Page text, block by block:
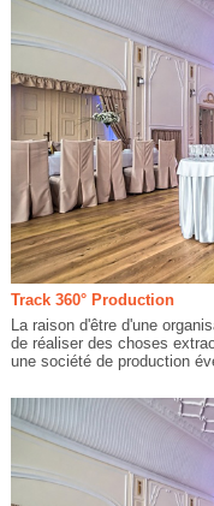
Track 360° Production
La raison d'être d'une
de réaliser des choses
une société de production